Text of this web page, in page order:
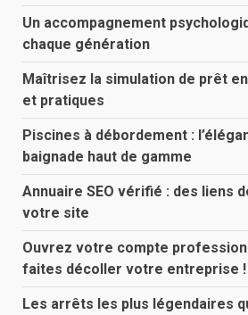
Un accompagnement
chaque génération
Maîtrisez la simulation de prêt
et pratiques
Piscines à débordement :
baignade haut de gamme
Annuaire SEO vérifié : des liens
votre site
Ouvrez votre compte
faites décoller votre entreprise !
Les arrêts les plus légendaires